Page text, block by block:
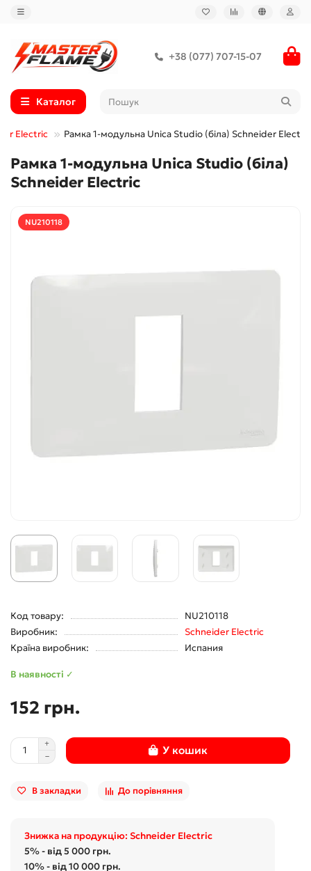
+38 (077) 707-15-07
Каталог
Electric Рамка 1-модульна Unica Studio (біла) Schneider Electric
Рамка 1-модульна Unica Studio (біла)
Schneider Electric
NU210118
Код товару:
NU210118
Виробник:
Schneider Electric
Країна виробник:
Испания
В наявності ✓
152 грн.
У кошик
В закладки До порівняння
Знижка на продукцію: Schneider Electric
5% - від 5 000 грн.
10% - від 10 000 грн.